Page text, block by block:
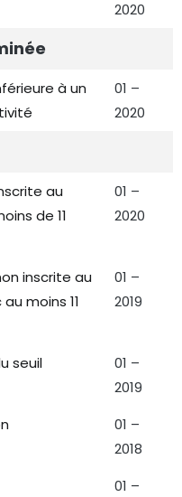
2020
à un
01 –
2020
au
de 11
01 –
2020
inscrite au
moins 11
01 –
2019
seuil
01 –
2019
01 –
2018
01 –